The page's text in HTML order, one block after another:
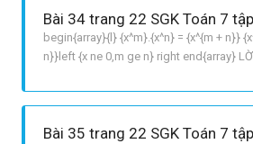
Bài 34 trang 22 SGK Toán 7
begin{array}{l} {x^m}.{x^n} = {x^{m + n}}
n}}left {x ne 0,m ge n} right end{array}
c
Bài 35 trang 22 SGK Toán 7